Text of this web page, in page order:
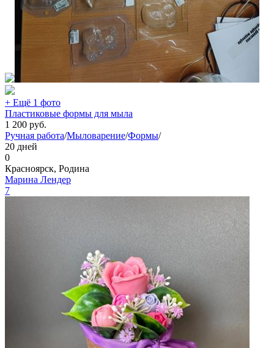
+ Ещё 1 фото
Пластиковые формы для мыла
1 200 руб.
Ручная работа/Мыловарение/Формы/
20 дней
0
Красноярск, Родина
Марина Лендер
7